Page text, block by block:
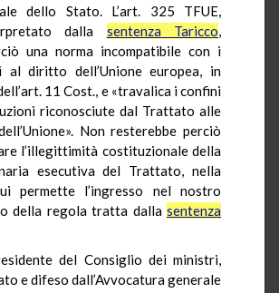
dello Stato. L’art. 325 TFUE,
dalla sentenza Taricco,
una norma incompatibile con i
al diritto dell’Unione europea, in
11 Cost., e «travalica i confini
riconosciute dal Trattato alle
Non resterebbe perciò
l’illegittimità costituzionale della
esecutiva del Trattato, nella
permette l’ingresso nel nostro
della regola tratta dalla sentenza
del Consiglio dei ministri,
e difeso dall’Avvocatura generale